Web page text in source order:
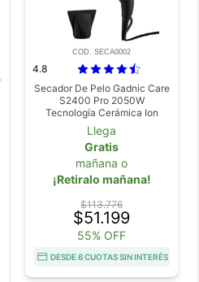
COD. SECA0002
4.8
Secador De Pelo Gadnic Care
S2400 Pro 2050W
Tecnología Cerámica Ion
Negativo Motor AC
Llega
Gratis
mañana o
¡Retiralo mañana!
$113.776
$51.199
55% OFF
DESDE 6 CUOTAS SIN INTERÉS